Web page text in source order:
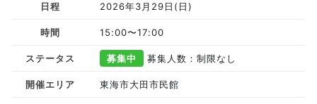
日程 2026年3月29日(日)
時間 15:00〜17:00
ステータス 募集中 募集人数：制限なし
開催エリア 東海市大田市民館